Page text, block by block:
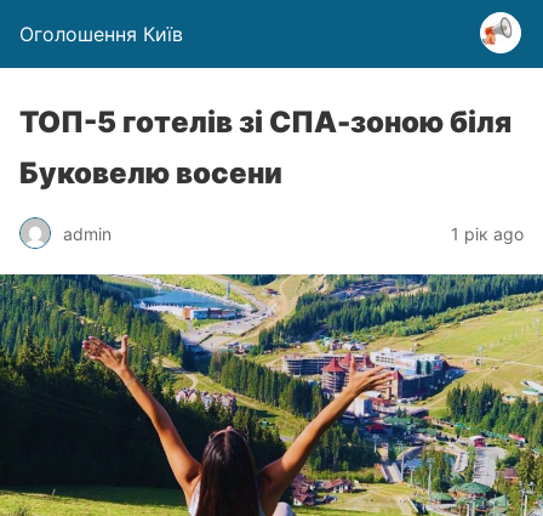
Оголошення Київ
ТОП-5 готелів зі СПА-зоною біля
Буковелю восени
admin 1 рік ago